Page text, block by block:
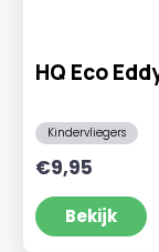
HQ Eco
Kindervliegers
€9,95
Bekijk